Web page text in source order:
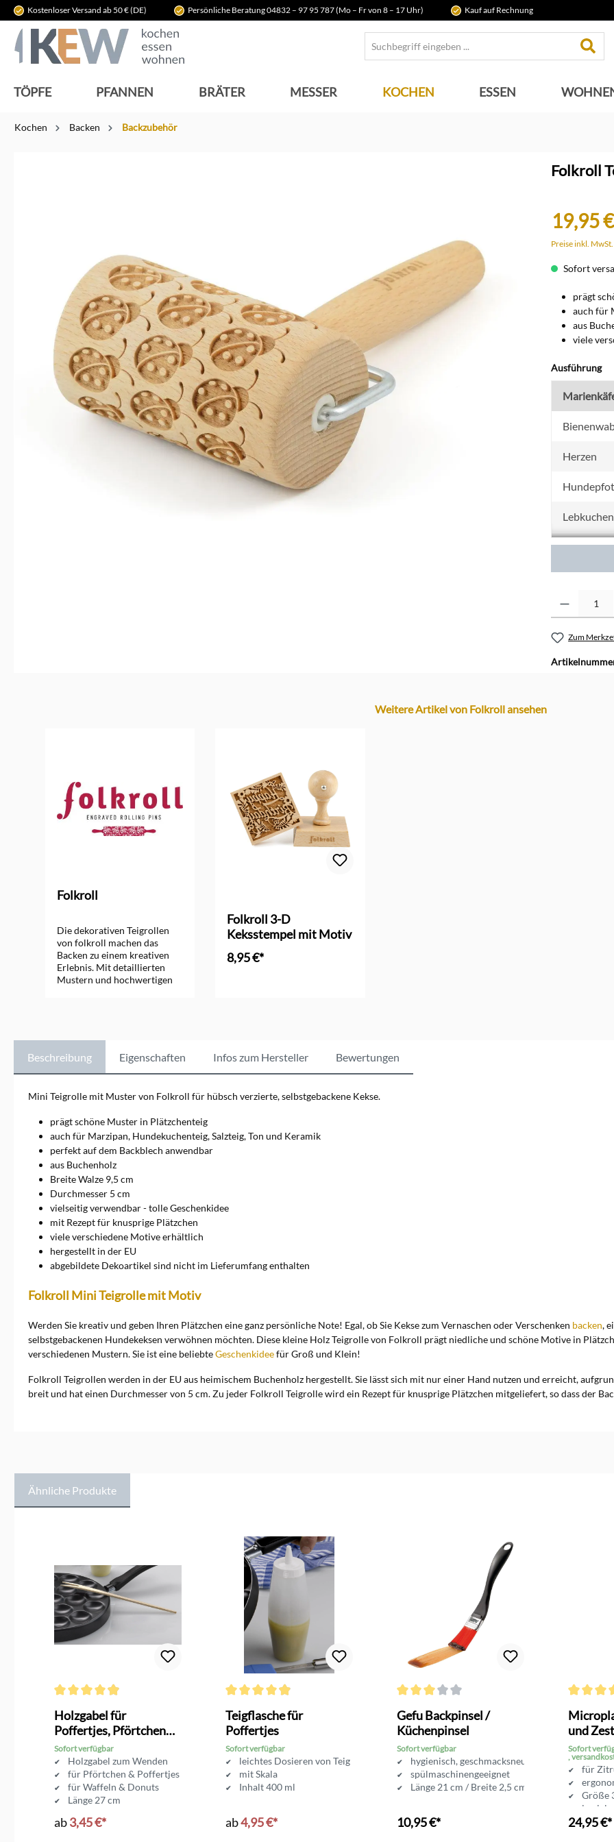
Zur Hauptnavigation springen
Kostenloser Versand ab 50 € (DE) Persönliche Beratung 04832 – 97 95 787 (Mo – Fr von 8 – 17 Uhr) Kauf auf Rechnung
TÖPFE PFANNEN BRÄTER MESSER KOCHEN ESSEN
Kochen Backen Backzubehör
Folkroll
19,95
Preise inkl.
Sofort
prägt
auch für
aus
viele
Ausführung
Herzen
Musik
Pferde
Zum
Weitere Artikel von Folkroll ansehen
Folkroll
Die dekorativen Teigrollen
von folkroll machen das
Backen zu einem kreativen
Erlebnis. Mit detaillierten
Mustern und hochwertigen
verschönern.
Folkroll 3-D
Keksstempel mit Motiv
8,95 €*
Beschreibung Eigenschaften Infos zum Hersteller Bewertungen
Mini Teigrolle mit Muster von Folkroll für hübsch verzierte, selbstgebackene Kekse.
prägt schöne Muster in Plätzchenteig
auch für Marzipan, Hundekuchenteig, Salzteig, Ton und Keramik
perfekt auf dem Backblech anwendbar
aus Buchenholz
Breite Walze 9,5 cm
Durchmesser 5 cm
vielseitig verwendbar - tolle Geschenkidee
mit Rezept für knusprige Plätzchen
viele verschiedene Motive erhältlich
hergestellt in der EU
abgebildete Dekoartikel sind nicht im Lieferumfang enthalten
Folkroll Mini Teigrolle mit Motiv
Werden Sie kreativ und geben Ihren Plätzchen eine ganz persönliche Note! Egal, ob Sie Kekse zum Vernaschen oder Verschenken backen,
selbstgebackenen Hundekeksen verwöhnen möchten. Diese kleine Holz Teigrolle von Folkroll prägt niedliche und schöne Motive in
verschiedenen Mustern. Sie ist eine beliebteGeschenkideefür Groß und Klein!
Folkroll Teigrollen werden in der EU aus heimischem Buchenholz hergestellt. Sie lässt sich mit nur einer Hand nutzen und erreicht,
breit und hat einen Durchmesser von 5 cm. Zu jeder Folkroll Teigrolle wird ein Rezept für knusprige Plätzchen mitgeliefert, so dass der
Ähnliche Produkte
Holzgabel für
Poffertjes, Pförtchen
und Krapfen
Sofort verfügbar
Holzgabel zum Wenden
für Pförtchen & Poffertjes
für Waffeln & Donuts
Länge 27 cm
ab3,45 €*
Teigflasche für
Poffertjes
Sofort verfügbar
leichtes Dosieren von Teig
mit Skala
Inhalt 400 ml
ab4,95 €*
Gefu Backpinsel /
Küchenpinsel
Sofort verfügbar
hygienisch, geschmacksneutral
spülmaschinengeeignet
Länge 21 cm / Breite 2,5 cm
10,95 €*
und
Sofort
,
für
Größe
in
24,95 €*